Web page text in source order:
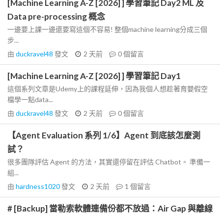
[Machine Learning A-Z [2026] ] 學習筆記 Day2 ML 及
Data pre-processing 概念
一邊要上課一邊還要寫這個不容易! 整個machine learning分成三個
步...
由 duckravel48 發文 2 天前 0個留言
[Machine Learning A-Z [2026] ] 學習筆記 Day1
這個系列文章是Udemy上的課程延伸，因為我個人想趁著育嬰假空
檔學一點data...
由 duckravel48 發文 2 天前 0個留言
【Agent Evaluation 系列 1/6】Agent 到底該怎麼測
試？
很多團隊評估 Agent 的方法，其實還停留在評估 Chatbot。 準備一
組...
由 hardness1020發文 2 天前 1 個留言
# [Backup] 當勒索軟體連備份都不放過：Air Gap 與離線